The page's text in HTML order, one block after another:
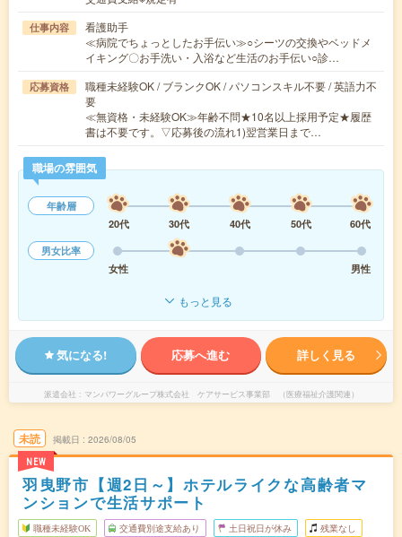
仕事内容
看護助手
≪病院でちょっとしたお手伝い≫○シーツの交換やベッドメ
イキング〇お手洗い・入浴など生活のお手伝い○診…
応募資格
職種未経験OK / ブランクOK / パソコンスキル不要 / 英語力不
要
≪無資格・未経験OK≫年齢不問★10名以上採用予定★履歴
書は不要です。▽応募後の流れ1)翌営業日まで…
職場の雰囲気
年齢層
20代
30代 40代 50代
60代
男女比率
女性
男性
もっと見る
気になる! 応募へ進む 詳しく見る
派遣会社 マンパワーグループ株式会社 ケアサービス事業部 （医療福祉介護関連）
未読
NEW
掲載日 2026/08/05
羽曳野市【週2日～】ホテルライクな高齢者マ
ンションで生活サポート
職種未経験OK 交通費別途支給あり 土日祝日が休み 残業なし